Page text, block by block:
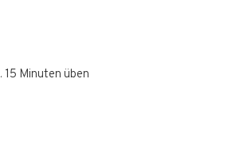
15 Minuten üben